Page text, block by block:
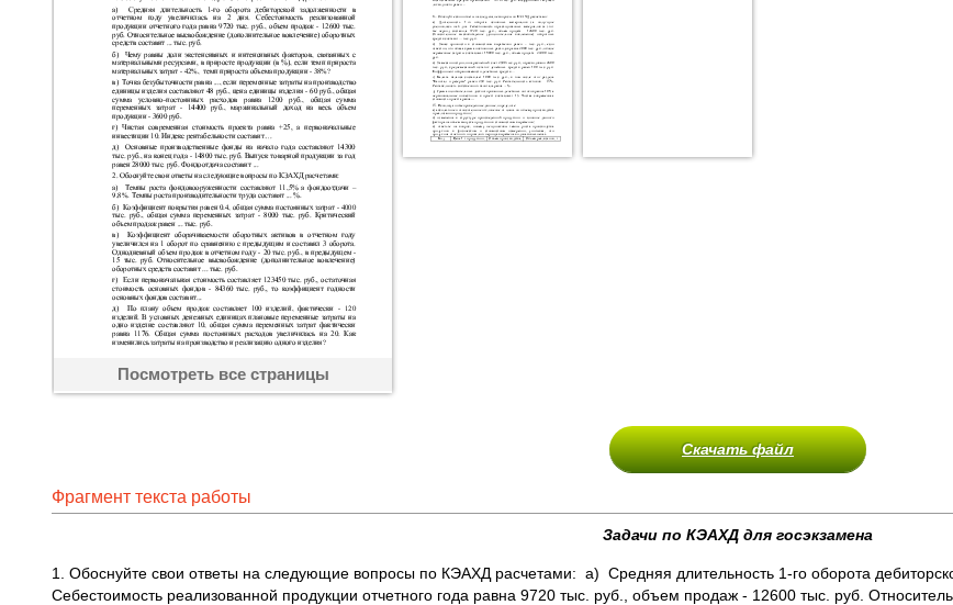
Посмотреть все страницы
Скачать файл
Фрагмент текста работы
Задачи по КЭАХД для госэкзамена
1. Обоснуйте свои ответы на следующие вопросы по КЭАХД расчетами: а) Средняя длительность 1-го оборота
Себестоимость реализованной продукции отчетного года равна 9720 тыс. руб., объем продаж - 12600 тыс. руб.